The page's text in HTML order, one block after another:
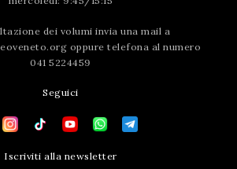
dei volumi invia una mail a
oppure telefona al numero
041 5224459
Seguici
Iscriviti alla newsletter